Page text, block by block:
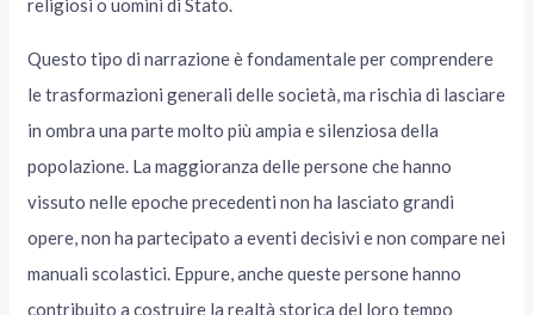
religiosi o uomini di Stato.
Questo tipo di narrazione è fondamentale per comprendere
le trasformazioni generali delle società, ma rischia di lasciare
in ombra una parte molto più ampia e silenziosa della
popolazione. La maggioranza delle persone che hanno
vissuto nelle epoche precedenti non ha lasciato grandi
opere, non ha partecipato a eventi decisivi e non compare nei
manuali scolastici. Eppure, anche queste persone hanno
contribuito a costruire la realtà storica del loro tempo